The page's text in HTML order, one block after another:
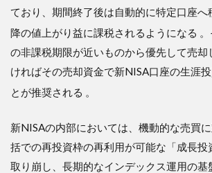
ており、期間終了後は自動的に特定口座へ
降の値上がり益に課税されるようになる
の非課税期限が近いものから優先して売却
ければその売却資金で新NISA口座の生涯
とが推奨される 。
新NISAの内部においては、機動的な売買
括での再投資枠の再利用が可能な「成長投
取り崩し、長期的なインデックス運用の基